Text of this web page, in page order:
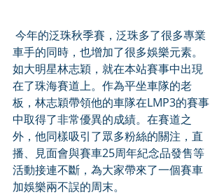
車手的同時，也增加了很多娛樂元素。
如大明星林志穎，就在本站賽事中出現
在了珠海賽道上。作為平坐車隊的老
板，林志穎帶領他的車隊在LMP3的賽事
中取得了非常優異的成績。在賽道之
外，他同樣吸引了眾多粉絲的關注，直
播、見面會與賽車25周年紀念品發售等
活動接連不斷，為大家帶來了一個賽車
加娛樂兩不誤的周末。